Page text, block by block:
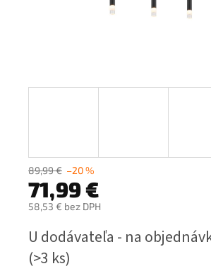
89,99 € –20 %
71,99 €
58,53 € bez DPH
cena:
U dodávateľa - na
(>3 ks)